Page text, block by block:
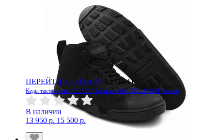
ПЕРЕЙТИ К ТОВАРУ КУПИТЬ
Кеды тактические ALTAMA Maritime Mid GSA 333001 Черный
В наличии
13 950 р. 15 500 р.